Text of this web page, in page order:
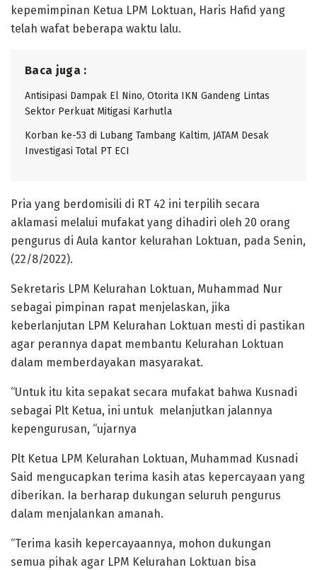
kepemimpinan Ketua LPM Loktuan, Haris Hafid yang
telah wafat beberapa waktu lalu.
Baca juga :
Antisipasi Dampak El Nino, Otorita IKN Gandeng Lintas
Sektor Perkuat Mitigasi Karhutla
Korban ke-53 di Lubang Tambang Kaltim, JATAM Desak
Investigasi Total PT ECI
Pria yang berdomisili di RT 42 ini terpilih secara
aklamasi melalui mufakat yang dihadiri oleh 20 orang
pengurus di Aula kantor kelurahan Loktuan, pada Senin,
(22/8/2022).
Sekretaris LPM Kelurahan Loktuan, Muhammad Nur
sebagai pimpinan rapat menjelaskan, jika
keberlanjutan LPM Kelurahan Loktuan mesti di pastikan
agar perannya dapat membantu Kelurahan Loktuan
dalam memberdayakan masyarakat.
“Untuk itu kita sepakat secara mufakat bahwa Kusnadi
sebagai Plt Ketua, ini untuk melanjutkan jalannya
kepengurusan, “ujarnya
Plt Ketua LPM Kelurahan Loktuan, Muhammad Kusnadi
Said mengucapkan terima kasih atas kepercayaan yang
diberikan. Ia berharap dukungan seluruh pengurus
dalam menjalankan amanah.
“Terima kasih kepercayaannya, mohon dukungan
semua pihak agar LPM Kelurahan Loktuan bisa